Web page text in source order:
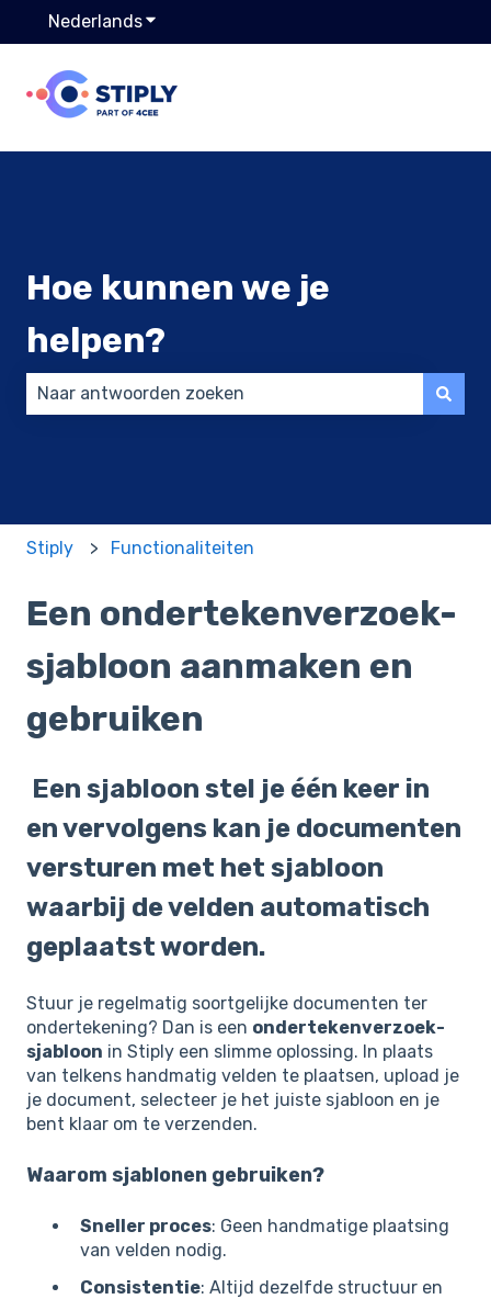
NederlandsSubmenu tonen voor vertalingen
Hoe kunnen we je
helpen?
Stiply Functionaliteiten
Een ondertekenverzoek-
sjabloon aanmaken en
gebruiken
Een sjabloon stel je één keer in
en vervolgens kan je documenten
versturen met het sjabloon
waarbij de velden automatisch
geplaatst worden.
Stuur je regelmatig soortgelijke documenten ter
ondertekening? Dan is een ondertekenverzoek-
sjabloon in Stiply een slimme oplossing. In plaats
van telkens handmatig velden te plaatsen, upload je
je document, selecteer je het juiste sjabloon en je
bent klaar om te verzenden.
Waarom sjablonen gebruiken?
Sneller proces: Geen handmatige plaatsing
van velden nodig.
Consistentie: Altijd dezelfde structuur en